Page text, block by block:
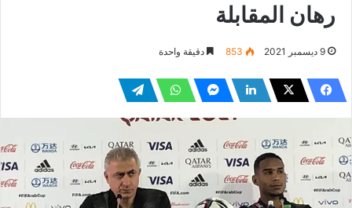
رهان المقابلة
9 ديسمبر 2021 853 دقيقة واحدة